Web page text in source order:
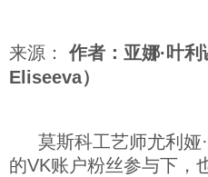
军事
经济
来源： 作者：亚娜·叶
Eliseeva）
莫斯科工艺师尤利娅
的VK账户粉丝参与下，